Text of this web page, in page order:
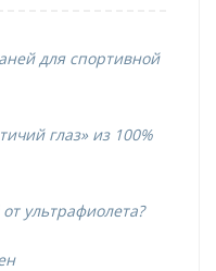
для спортивной
глаз» из 100%
ультрафиолета?